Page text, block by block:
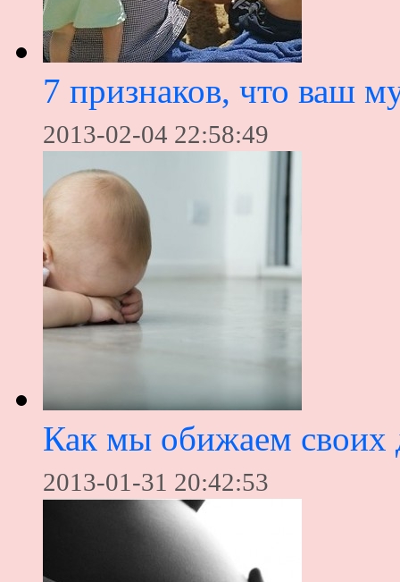
7 признаков, что ваш
2013-02-04 22:58:49
Как мы обижаем своих
2013-01-31 20:42:53